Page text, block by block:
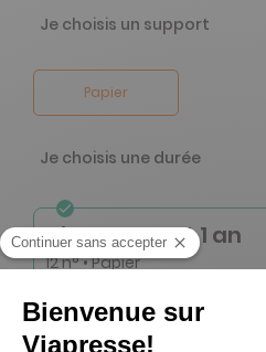
Je choisis un support
Papier
Je choisis une durée
Abonnement 1 an
12 n° • Papier
84€90